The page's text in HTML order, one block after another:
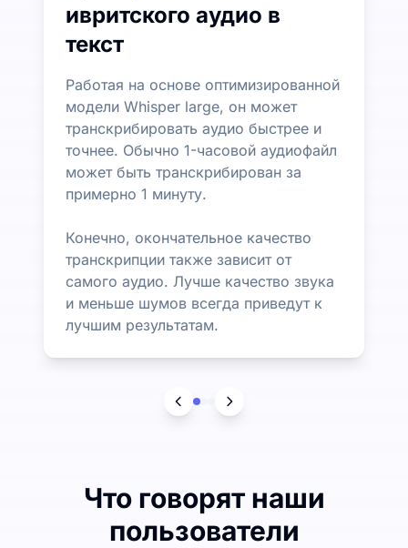
ивритского аудио в
текст
Работая на основе оптимизированной
модели Whisper large, он может
транскрибировать аудио быстрее и
точнее. Обычно 1-часовой аудиофайл
может быть транскрибирован за
примерно 1 минуту.
Конечно, окончательное качество
транскрипции также зависит от
самого аудио. Лучше качество звука
и меньше шумов всегда приведут к
лучшим результатам.
Что говорят наши
пользователи